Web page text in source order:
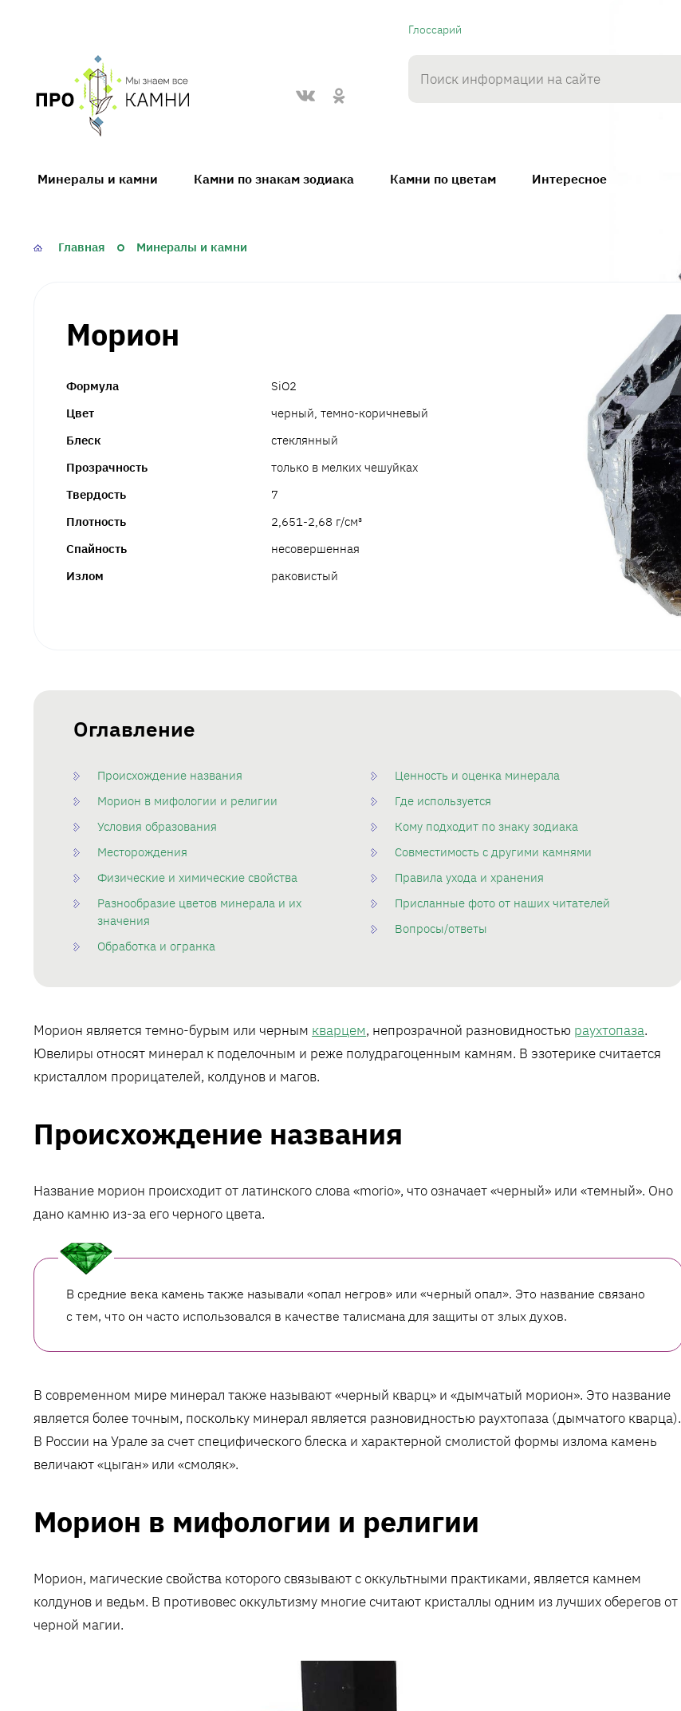
Глоссарий
proKamni
Минералы и камни Камни по знакам зодиака Камни по цветам Интересное
Главная Минералы и камни
Морион
Формула
SiO2
Цвет
черный, темно-коричневый
Блеск
стеклянный
Прозрачность
только в мелких чешуйках
Твердость
7
Плотность
2,651-2,68 г/см³
Спайность
несовершенная
Излом
раковистый
Оглавление
Происхождение названия
Морион в мифологии и религии
Условия образования
Месторождения
Физические и химические свойства
Разнообразие цветов минерала и их
значения
Обработка и огранка
Ценность и оценка минерала
Где используется
Кому подходит по знаку зодиака
Совместимость с другими камнями
Правила ухода и хранения
Присланные фото от наших читателей
Вопросы/ответы
Морион является темно-бурым или черным кварцем, непрозрачной разновидностью раухтопаза.
Ювелиры относят минерал к поделочным и реже полудрагоценным камням. В эзотерике считается
кристаллом прорицателей, колдунов и магов.
Происхождение названия
Название морион происходит от латинского слова «morio», что означает «черный» или «темный». Оно
дано камню из-за его черного цвета.
В средние века камень также называли «опал негров» или «черный опал». Это название связано
с тем, что он часто использовался в качестве талисмана для защиты от злых духов.
В современном мире минерал также называют «черный кварц» и «дымчатый морион». Это название
является более точным, поскольку минерал является разновидностью раухтопаза (дымчатого кварца).
В России на Урале за счет специфического блеска и характерной смолистой формы излома камень
величают «цыган» или «смоляк».
Морион в мифологии и религии
Морион, магические свойства которого связывают с оккультными практиками, является камнем
колдунов и ведьм. В противовес оккультизму многие считают кристаллы одним из лучших оберегов от
черной магии.